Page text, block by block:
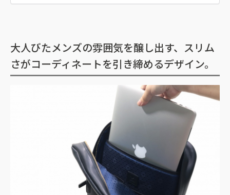
大人びたメンズの雰囲気を醸し出す、スリム
さがコーディネートを引き締めるデザイン。